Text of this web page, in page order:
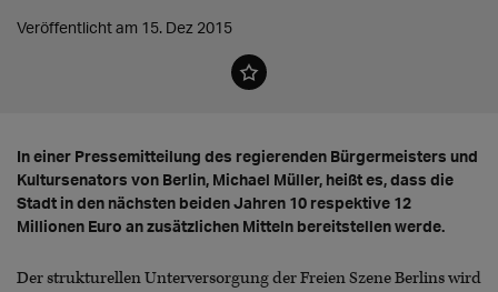
Veröffentlicht am 15. Dez 2015
In einer Pressemitteilung des regierenden Bürgermeisters und
Kultursenators von Berlin, Michael Müller, heißt es, dass die
Stadt in den nächsten beiden Jahren 10 respektive 12
Millionen Euro an zusätzlichen Mitteln bereitstellen werde.
Der strukturellen Unterversorgung der Freien Szene Berlins wird